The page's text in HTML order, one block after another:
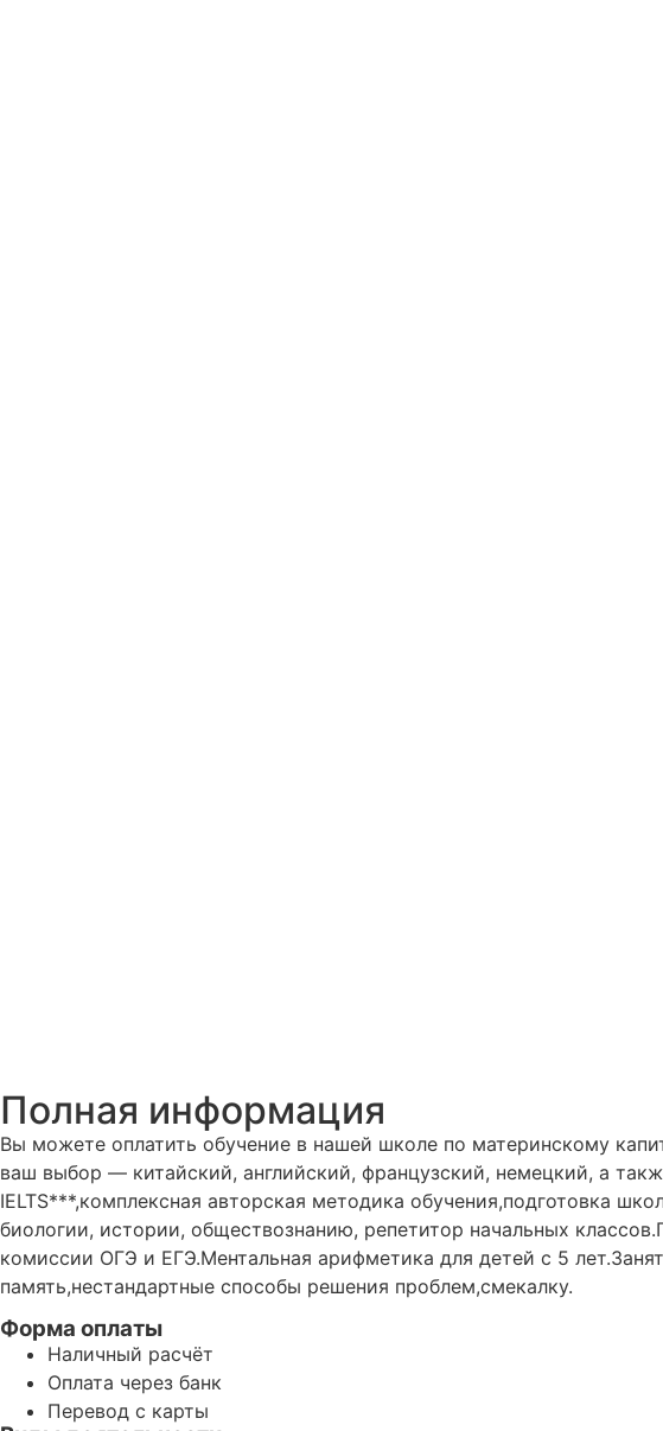
Полная информация
Вы можете оплатить обучение в нашей школе по материнскому
ваш выбор — китайский, английский, французский, немецкий, а
IELTS***,комплексная авторская методика обучения,подготовка
биологии, истории, обществознанию, репетитор начальных
комиссии ОГЭ и ЕГЭ.Ментальная арифметика для детей с 5
память,нестандартные способы решения проблем,смекалку.
Форма оплаты
Наличный расчёт
Оплата через банк
Перевод с карты